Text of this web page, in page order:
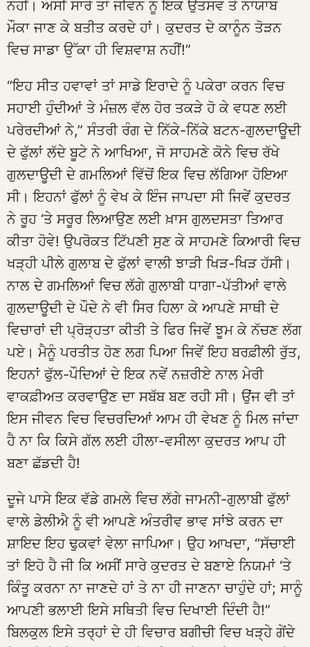
ਨਹੀਂ। ਅਸੀਂ ਸਾਰੇ ਤਾਂ ਜੀਵਨ ਨੂੰ ਇਕ ਉਤਸਵ ਤੇ ਨਾਯਾਬ
ਮੌਕਾ ਜਾਣ ਕੇ ਬਤੀਤ ਕਰਦੇ ਹਾਂ। ਕੁਦਰਤ ਦੇ ਕਾਨੂੰਨ ਤੋੜਨ
ਵਿਚ ਸਾਡਾ ਉੱਕਾ ਹੀ ਵਿਸ਼ਵਾਸ਼ ਨਹੀਂ!”
“ਇਹ ਸੀਤ ਹਵਾਵਾਂ ਤਾਂ ਸਾਡੇ ਇਰਾਦੇ ਨੂੰ ਪਕੇਰਾ ਕਰਨ ਵਿਚ
ਸਹਾਈ ਹੁੰਦੀਆਂ ਤੇ ਮੰਜ਼ਲ ਵੱਲ ਹੋਰ ਤਕੜੇ ਹੋ ਕੇ ਵਧਣ ਲਈ
ਪਰੇਰਦੀਆਂ ਨੇ,” ਸੰਤਰੀ ਰੰਗ ਦੇ ਨਿੱਕੇ-ਨਿੱਕੇ ਬਟਨ-ਗੁਲਦਾਊਦੀ
ਦੇ ਫੁੱਲਾਂ ਲੱਦੇ ਬੂਟੇ ਨੇ ਆਖਿਆ, ਜੋ ਸਾਹਮਣੇ ਕੋਨੇ ਵਿਚ ਰੱਖੇ
ਗੁਲਦਾਊਦੀ ਦੇ ਗਮਲਿਆਂ ਵਿੱਚੋਂ ਇਕ ਵਿਚ ਲੱਗਿਆ ਹੋਇਆ
ਸੀ। ਇਹਨਾਂ ਫੁੱਲਾਂ ਨੂੰ ਵੇਖ ਕੇ ਇੰਜ ਜਾਪਦਾ ਸੀ ਜਿਵੇਂ ਕੁਦਰਤ
ਨੇ ਰੂਹ ‘ਤੇ ਸਰੂਰ ਲਿਆਉਣ ਲਈ ਖ਼ਾਸ ਗੁਲਦਸਤਾ ਤਿਆਰ
ਕੀਤਾ ਹੋਵੇ! ਉਪਰੋਕਤ ਟਿੱਪਣੀ ਸੁਣ ਕੇ ਸਾਹਮਣੇ ਕਿਆਰੀ ਵਿਚ
ਖੜ੍ਹੀ ਪੀਲੇ ਗੁਲਾਬ ਦੇ ਫੁੱਲਾਂ ਵਾਲੀ ਝਾੜੀ ਖਿੜ-ਖਿੜ ਹੱਸੀ।
ਨਾਲ ਦੇ ਗਮਲਿਆਂ ਵਿਚ ਲੱਗੇ ਗੁਲਾਬੀ ਧਾਗਾ-ਪੱਤੀਆਂ ਵਾਲੇ
ਗੁਲਦਾਊਦੀ ਦੇ ਪੌਦੇ ਨੇ ਵੀ ਸਿਰ ਹਿਲਾ ਕੇ ਆਪਣੇ ਸਾਥੀ ਦੇ
ਵਿਚਾਰਾਂ ਦੀ ਪ੍ਰੋੜ੍ਹਤਾ ਕੀਤੀ ਤੇ ਫਿਰ ਜਿਵੇਂ ਝੂਮ ਕੇ ਨੱਚਣ ਲੱਗ
ਪਏ। ਮੈਨੂੰ ਪਰਤੀਤ ਹੋਣ ਲਗ ਪਿਆ ਜਿਵੇਂ ਇਹ ਬਰਫ਼ੀਲੀ ਰੁੱਤ,
ਇਹਨਾਂ ਫੁੱਲ-ਪੌਦਿਆਂ ਦੇ ਇਕ ਨਵੇਂ ਨਜ਼ਰੀਏ ਨਾਲ ਮੇਰੀ
ਵਾਕਫ਼ੀਅਤ ਕਰਵਾਉਣ ਦਾ ਸਬੱਬ ਬਣ ਰਹੀ ਸੀ। ਉਂਜ ਵੀ ਤਾਂ
ਇਸ ਜੀਵਨ ਵਿਚ ਵਿਚਰਦਿਆਂ ਆਮ ਹੀ ਵੇਖਣ ਨੂੰ ਮਿਲ ਜਾਂਦਾ
ਹੈ ਨਾ ਕਿ ਕਿਸੇ ਗੱਲ ਲਈ ਹੀਲਾ-ਵਸੀਲਾ ਕੁਦਰਤ ਆਪ ਹੀ
ਬਣਾ ਛੱਡਦੀ ਹੈ!
ਦੂਜੇ ਪਾਸੇ ਇਕ ਵੱਡੇ ਗਮਲੇ ਵਿਚ ਲੱਗੇ ਜਾਮਨੀ-ਗੁਲਾਬੀ ਫੁੱਲਾਂ
ਵਾਲੇ ਡੇਲੀਐ ਨੂੰ ਵੀ ਆਪਣੇ ਅੰਤਰੀਵ ਭਾਵ ਸਾਂਝੇ ਕਰਨ ਦਾ
ਸ਼ਾਇਦ ਇਹ ਢੁਕਵਾਂ ਵੇਲਾ ਜਾਪਿਆ। ਉਹ ਆਖਦਾ, “ਸੱਚਾਈ
ਤਾਂ ਇਹੋ ਹੈ ਜੀ ਕਿ ਅਸੀਂ ਸਾਰੇ ਕੁਦਰਤ ਦੇ ਬਣਾਏ ਨਿਯਮਾਂ ‘ਤੇ
ਕਿੰਤੂ ਕਰਨਾ ਨਾ ਜਾਣਦੇ ਹਾਂ ਤੇ ਨਾ ਹੀ ਜਾਣਨਾ ਚਾਹੁੰਦੇ ਹਾਂ; ਸਾਨੂੰ
ਆਪਣੀ ਭਲਾਈ ਇਸੇ ਸਥਿਤੀ ਵਿਚ ਦਿਖਾਈ ਦਿੰਦੀ ਹੈ!”
ਬਿਲਕੁਲ ਇਸੇ ਤਰ੍ਹਾਂ ਦੇ ਹੀ ਵਿਚਾਰ ਬਗੀਚੀ ਵਿਚ ਖੜ੍ਹੇ ਗੇਂਦੇ